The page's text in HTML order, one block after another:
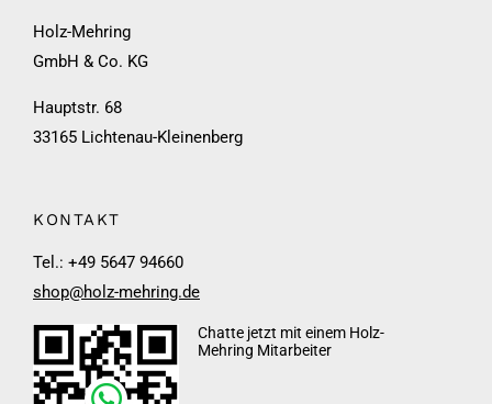
Holz-Mehring
GmbH & Co. KG
Hauptstr. 68
33165 Lichtenau-Kleinenberg
KONTAKT
Tel.: +49 5647 94660
shop@holz-mehring.de
Chatte jetzt mit einem Holz-
Mehring Mitarbeiter